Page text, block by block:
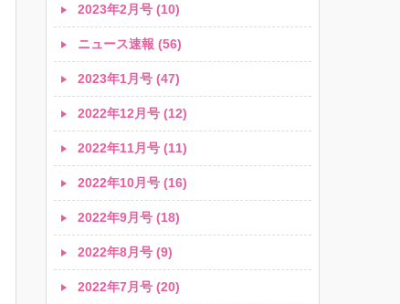
2023年2月号 (10)
ニュース速報 (56)
2023年1月号 (47)
2022年12月号 (12)
2022年11月号 (11)
2022年10月号 (16)
2022年9月号 (18)
2022年8月号 (9)
2022年7月号 (20)